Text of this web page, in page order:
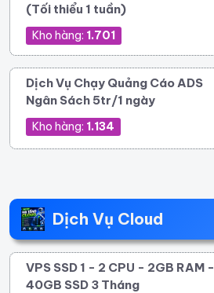
(Tối thiểu 1 tuần)
Kho hàng: 1.701
Dịch Vụ Chạy Quảng Cáo ADS
Ngân Sách 5tr/1 ngày
Kho hàng: 1.134
Dịch Vụ Cloud
VPS SSD 1 - 2 CPU - 2GB RAM -
40GB SSD 3 Tháng